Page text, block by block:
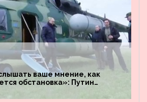
ваше мнение, как
обстановка»: Путин
«Восток»